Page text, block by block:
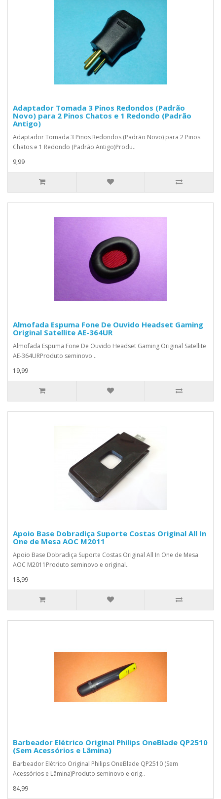
Adaptador Tomada 3 Pinos Redondos (Padrão
Novo) para 2 Pinos Chatos e 1 Redondo (Padrão
Antigo)
Adaptador Tomada 3 Pinos Redondos (Padrão Novo) para 2 Pinos
Chatos e 1 Redondo (Padrão Antigo)Produ..
9,99
Almofada Espuma Fone De Ouvido Headset Gaming
Original Satellite AE-364UR
Almofada Espuma Fone De Ouvido Headset Gaming Original Satellite
AE-364URProduto seminovo ..
19,99
Apoio Base Dobradiça Suporte Costas Original All In
One de Mesa AOC M2011
Apoio Base Dobradiça Suporte Costas Original All In One de Mesa
AOC M2011Produto seminovo e original..
18,99
Barbeador Elétrico Original Philips OneBlade QP2510
(Sem Acessórios e Lâmina)
Barbeador Elétrico Original Philips OneBlade QP2510 (Sem
Acessórios e Lâmina)Produto seminovo e orig..
84,99